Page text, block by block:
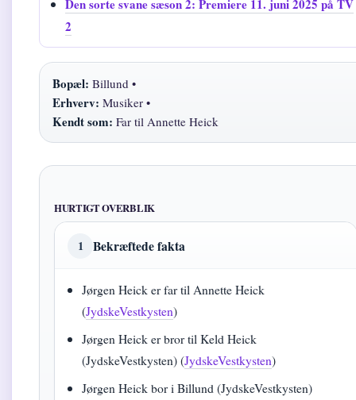
Den sorte svane sæson 2: Premiere 11. juni 2025 på TV
2
Bopæl: Billund •
Erhverv: Musiker •
Kendt som: Far til Annette Heick
HURTIGT OVERBLIK
1 Bekræftede fakta
Jørgen Heick er far til Annette Heick
(JydskeVestkysten)
Jørgen Heick er bror til Keld Heick
(JydskeVestkysten) (JydskeVestkysten)
Jørgen Heick bor i Billund (JydskeVestkysten)